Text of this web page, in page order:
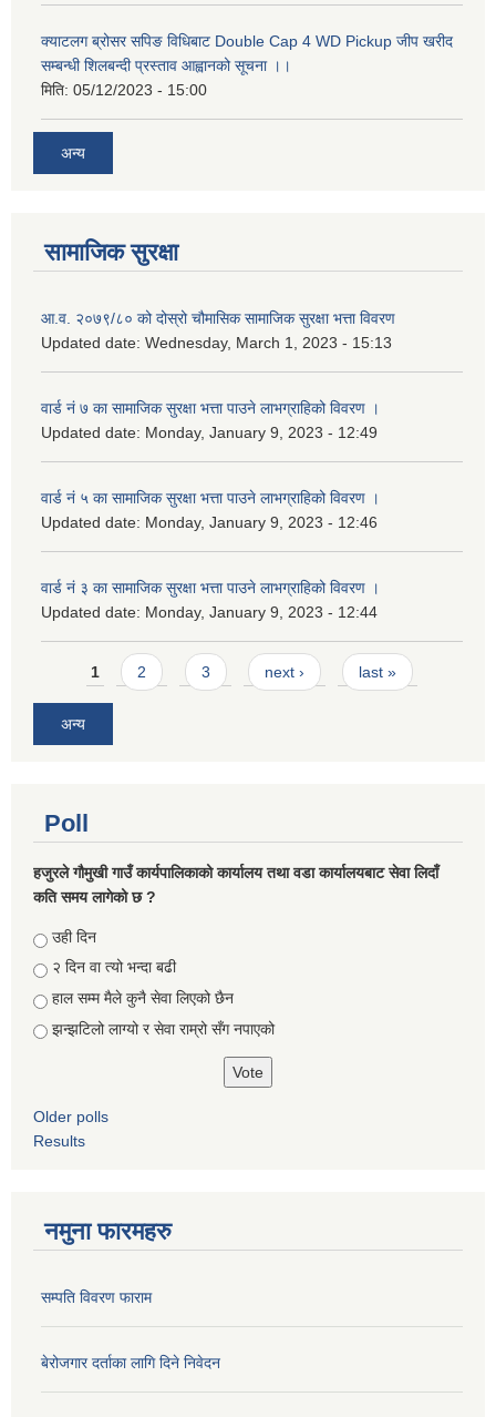
क्याटलग ब्रोसर सपिङ विधिबाट Double Cap 4 WD Pickup जीप खरीद
सम्बन्धी शिलबन्दी प्रस्ताव आह्वानको सूचना ।।
मिति: 05/12/2023 - 15:00
अन्य
सामाजिक सुरक्षा
आ.व. २०७९/८० को दोस्रो चौमासिक सामाजिक सुरक्षा भत्ता विवरण
Updated date: Wednesday, March 1, 2023 - 15:13
वार्ड नं ७ का सामाजिक सुरक्षा भत्ता पाउने लाभग्राहिको विवरण ।
Updated date: Monday, January 9, 2023 - 12:49
वार्ड नं ५ का सामाजिक सुरक्षा भत्ता पाउने लाभग्राहिको विवरण ।
Updated date: Monday, January 9, 2023 - 12:46
वार्ड नं ३ का सामाजिक सुरक्षा भत्ता पाउने लाभग्राहिको विवरण ।
Updated date: Monday, January 9, 2023 - 12:44
Pages
1 2 3 next › last »
अन्य
Poll
हजुरले गौमुखी गाउँ कार्यपालिकाको कार्यालय तथा वडा कार्यालयबाट सेवा लिदाँ
कति समय लागेको छ ?
Choices
उही दिन
२ दिन वा त्यो भन्दा बढी
हाल सम्म मैले कुनै सेवा लिएको छैन
झन्झटिलो लाग्यो र सेवा राम्रो सँग नपाएको
Older polls
Results
नमुना फारमहरु
सम्पति विवरण फाराम
बेरोजगार दर्ताका लागि दिने निवेदन